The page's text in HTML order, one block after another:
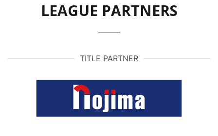
LEAGUE PARTNERS
TITLE PARTNER